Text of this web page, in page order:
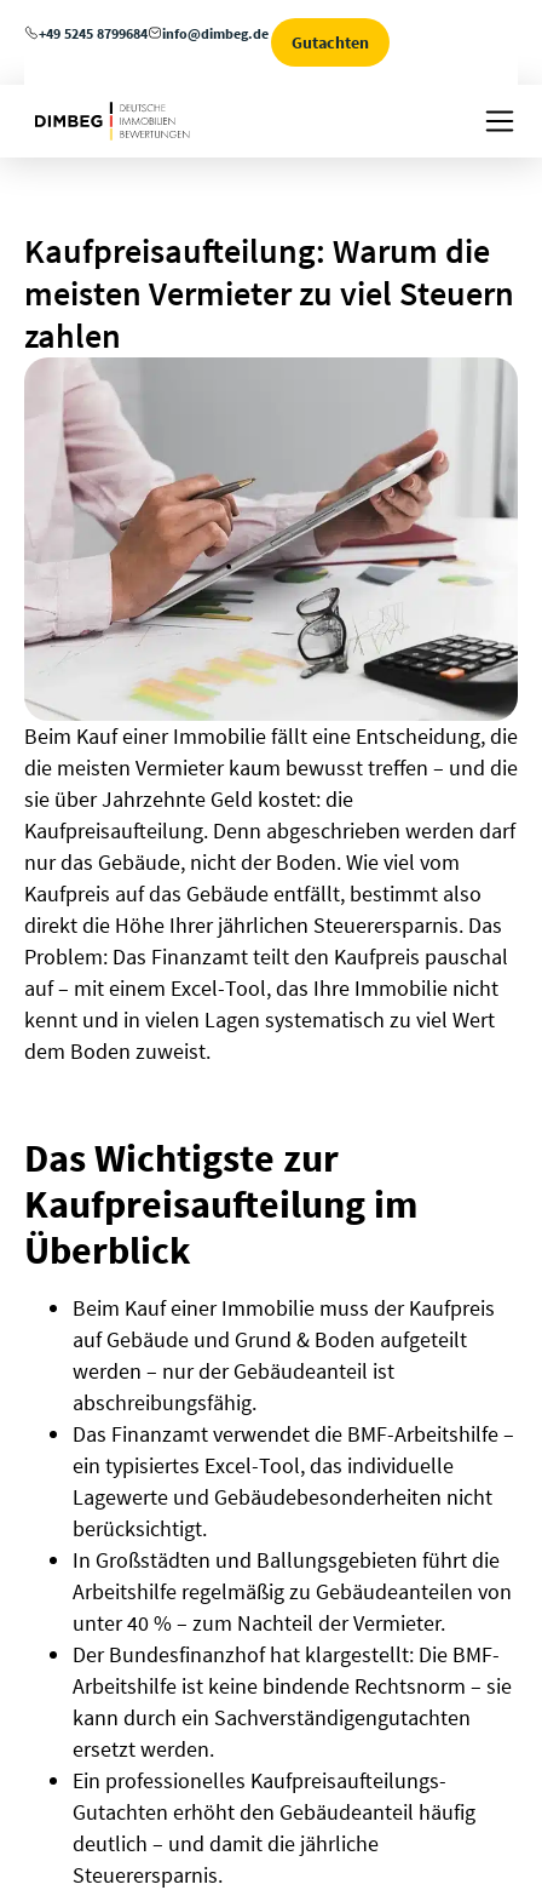
+49 5245 8799684 info@dimbeg.de Gutachten
Kaufpreisaufteilung: Warum die
meisten Vermieter zu viel Steuern
zahlen
Beim Kauf einer Immobilie fällt eine Entscheidung, die
die meisten Vermieter kaum bewusst treffen – und die
sie über Jahrzehnte Geld kostet: die
Kaufpreisaufteilung. Denn abgeschrieben werden darf
nur das Gebäude, nicht der Boden. Wie viel vom
Kaufpreis auf das Gebäude entfällt, bestimmt also
direkt die Höhe Ihrer jährlichen Steuerersparnis. Das
Problem: Das Finanzamt teilt den Kaufpreis pauschal
auf – mit einem Excel-Tool, das Ihre Immobilie nicht
kennt und in vielen Lagen systematisch zu viel Wert
dem Boden zuweist.
Das Wichtigste zur
Kaufpreisaufteilung im
Überblick
Beim Kauf einer Immobilie muss der Kaufpreis
auf Gebäude und Grund & Boden aufgeteilt
werden – nur der Gebäudeanteil ist
abschreibungsfähig.
Das Finanzamt verwendet die BMF-Arbeitshilfe –
ein typisiertes Excel-Tool, das individuelle
Lagewerte und Gebäudebesonderheiten nicht
berücksichtigt.
In Großstädten und Ballungsgebieten führt die
Arbeitshilfe regelmäßig zu Gebäudeanteilen von
unter 40 % – zum Nachteil der Vermieter.
Der Bundesfinanzhof hat klargestellt: Die BMF-
Arbeitshilfe ist keine bindende Rechtsnorm – sie
kann durch ein Sachverständigengutachten
ersetzt werden.
Ein professionelles Kaufpreisaufteilungs-
Gutachten erhöht den Gebäudeanteil häufig
deutlich – und damit die jährliche
Steuerersparnis.